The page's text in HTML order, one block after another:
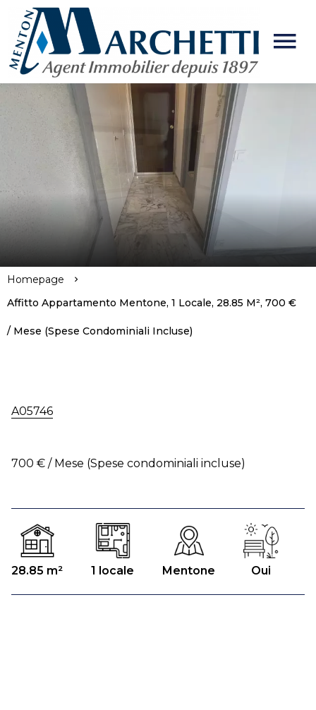
Homepage
Affitto Appartamento Mentone, 1 Locale, 28.85 M², 700 €
/ Mese (Spese Condominiali Incluse)
A05746
700 € / Mese (Spese condominiali incluse)
28.85 m² 1 locale Mentone Oui